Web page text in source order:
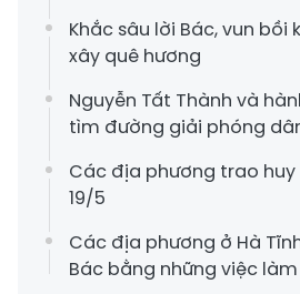
Khắc sâu lời Bác, vun bồi
xây quê hương
Nguyễn Tất Thành và
tìm đường giải phóng
Các địa phương trao
19/5
Các địa phương ở Hà
Bác bằng những việc